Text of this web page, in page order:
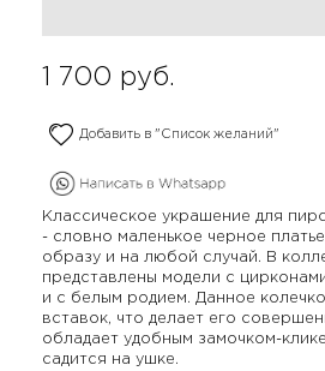
1 700 руб.
Добавить в "Список желаний"
Классическое украшение для
- словно маленькое черное
образу и на любой случай. В
представлены модели с
и с белым родием. Данное
вставок, что делает его
обладает удобным замочком-
садится на ушке.